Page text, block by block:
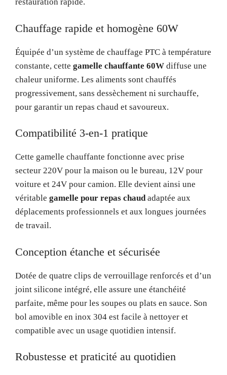
Chauffage rapide et homogène 60W
Équipée d’un système de chauffage PTC à température
constante, cette gamelle chauffante 60W diffuse une
chaleur uniforme. Les aliments sont chauffés
progressivement, sans dessèchement ni surchauffe,
pour garantir un repas chaud et savoureux.
Compatibilité 3-en-1 pratique
Cette gamelle chauffante fonctionne avec prise
secteur 220V pour la maison ou le bureau, 12V pour
voiture et 24V pour camion. Elle devient ainsi une
véritable gamelle pour repas chaudadaptée aux
déplacements professionnels et aux longues journées
de travail.
Conception étanche et sécurisée
Dotée de quatre clips de verrouillage renforcés et d’un
joint silicone intégré, elle assure une étanchéité
parfaite, même pour les soupes ou plats en sauce. Son
bol amovible en inox 304 est facile à nettoyer et
compatible avec un usage quotidien intensif.
Robustesse et praticité au quotidien